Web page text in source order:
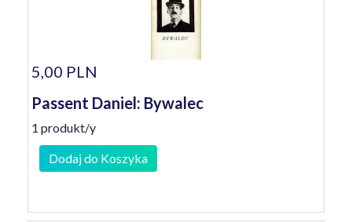
5,00 PLN
Passent Daniel: Bywalec
1 produkt/y
Dodaj do Koszyka